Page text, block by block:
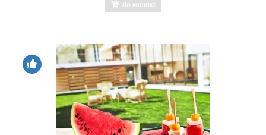
До кошика